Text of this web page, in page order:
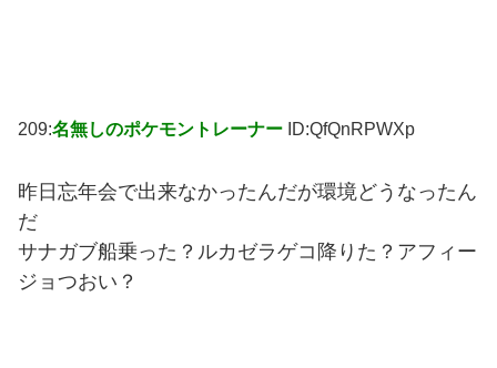
209:名無しのポケモントレーナー ID:QfQnRPWXp
昨日忘年会で出来なかったんだが環境どうなったん
だ
サナガブ船乗った？ルカゼラゲコ降りた？アフィー
ジョつおい？